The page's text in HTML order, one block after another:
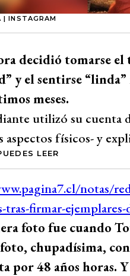
| INSTAGRAM
decidió tomarse el
y el sentirse
meses.
utilizó su cuenta
aspectos físicos- y
LEER
foto fue cuando
chupadísima,
por 48 años horas.